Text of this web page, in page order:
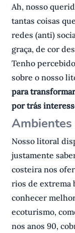
Ah, nosso
tantas coisas
redes (anti)
graça, de cor
Tenho
sobre o nosso
para
por trás
Ambientes
Nosso litoral
justamente
costeira nos
rios de extrema
conhecer
ecoturismo,
nos anos 90,